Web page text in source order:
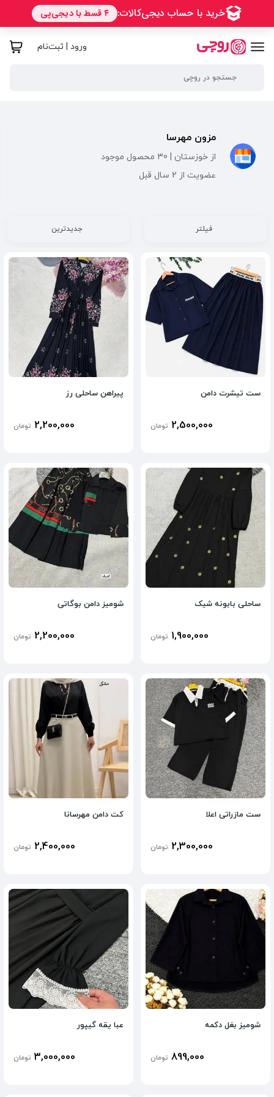
ورود | ثبت‌نام
مزون مهرسا
از خوزستان | 30 محصول موجود
عضویت از 2 سال قبل
فیلتر جدیدترین
ست تیشرت دامن
2,500,000 تومان
پیراهن ساحلی رز
2,200,000 تومان
ساحلی بابونه شیک
1,900,000 تومان
شومیز دامن بوگاتی
2,200,000 تومان
ست مازراتی اعلا
2,300,000 تومان
کت دامن مهرسانا
2,400,000 تومان
شومیز بغل دکمه
899,000 تومان
عبا یقه گیپور
3,000,000 تومان